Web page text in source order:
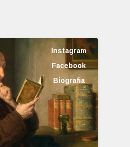
Instagram
Facebook
Biografia